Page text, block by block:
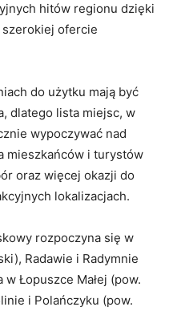
hitów regionu dzięki
ofercie
do użytku mają być
dlatego lista miejsc, w
wypoczywać nad
mieszkańców i turystów
oraz więcej okazji do
lokalizacjach.
rozpoczyna się w
Radawie i Radymnie
Łopuszce Małej (pow.
i Polańczyku (pow.